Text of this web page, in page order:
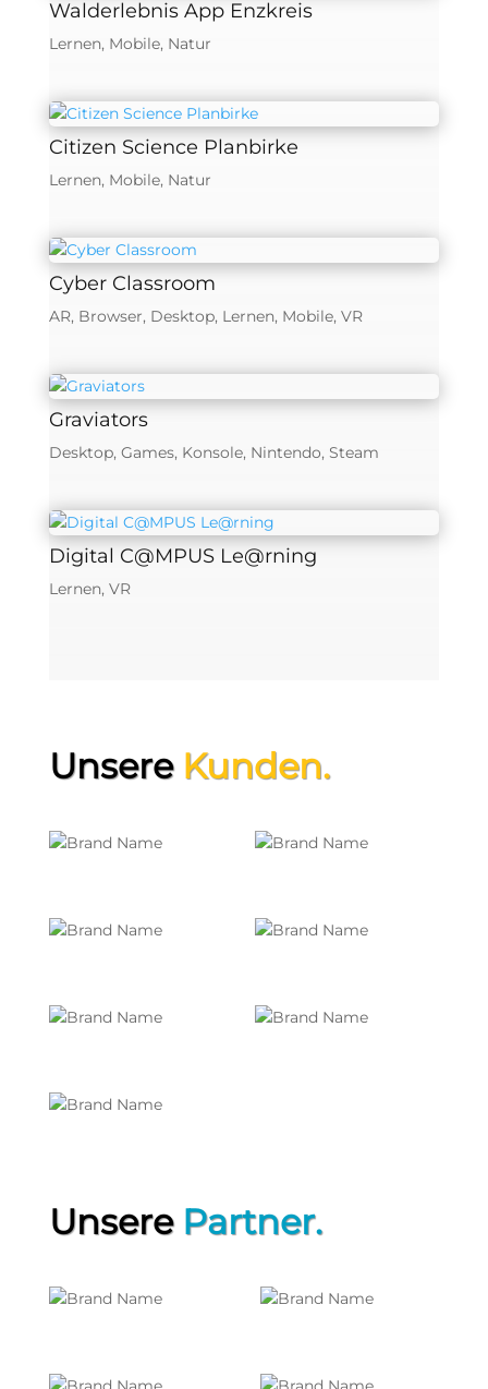
Walderlebnis App Enzkreis
Lernen, Mobile, Natur
Citizen Science Planbirke
Lernen, Mobile, Natur
Cyber Classroom
AR, Browser, Desktop, Lernen, Mobile, VR
Graviators
Desktop, Games, Konsole, Nintendo, Steam
Digital C@MPUS Le@rning
Lernen, VR
Unsere Kunden.
Unsere Partner.